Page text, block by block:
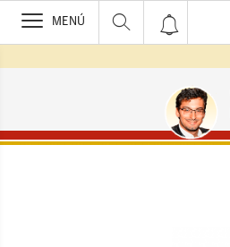
>
MENÚ